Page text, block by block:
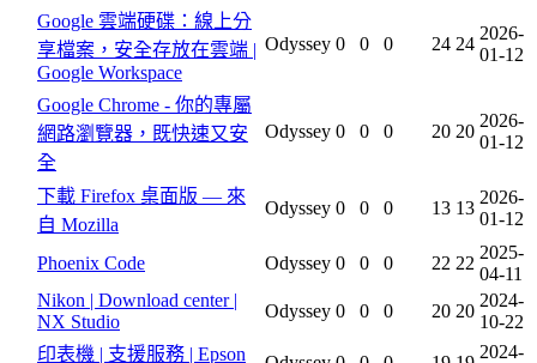
Google 雲端硬碟：線上分
享檔案，安全存放在雲端 |
Google Workspace
Odyssey 0 0 0 24 24
2026-
01-12
Google Chrome - 你的專屬
網路瀏覽器，既快速又安
全
Odyssey 0 0 0 20 20
2026-
01-12
下載 Firefox 桌面版 — 來
自 Mozilla
Odyssey 0 0 0 13 13
2026-
01-12
Phoenix Code Odyssey 0 0 0 22 22
2025-
04-11
Nikon | Download center |
NX Studio
Odyssey 0 0 0 20 20
2024-
10-22
印表機 | 支援服務 | Epson
2024-